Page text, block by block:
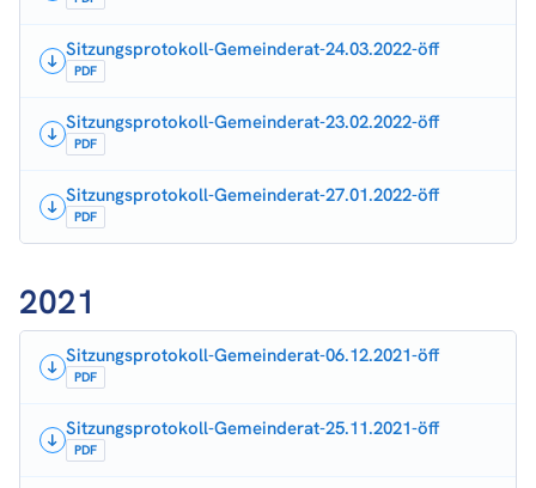
Sitzungsprotokoll-Gemeinderat-24.03.2022-öff
PDF
Sitzungsprotokoll-Gemeinderat-23.02.2022-öff
PDF
Sitzungsprotokoll-Gemeinderat-27.01.2022-öff
PDF
2021
Sitzungsprotokoll-Gemeinderat-06.12.2021-öff
PDF
Sitzungsprotokoll-Gemeinderat-25.11.2021-öff
PDF